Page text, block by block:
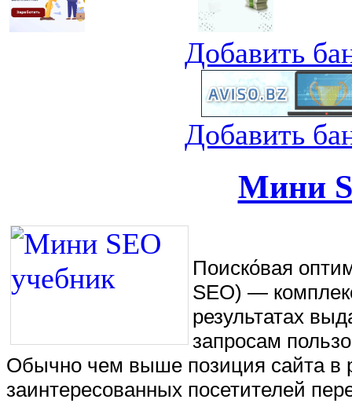
Добавить
Добавить
Мини
Поиско́вая
SEO) —
результатах
запросам
Обычно чем выше позиция сайта в
заинтересованных посетителей